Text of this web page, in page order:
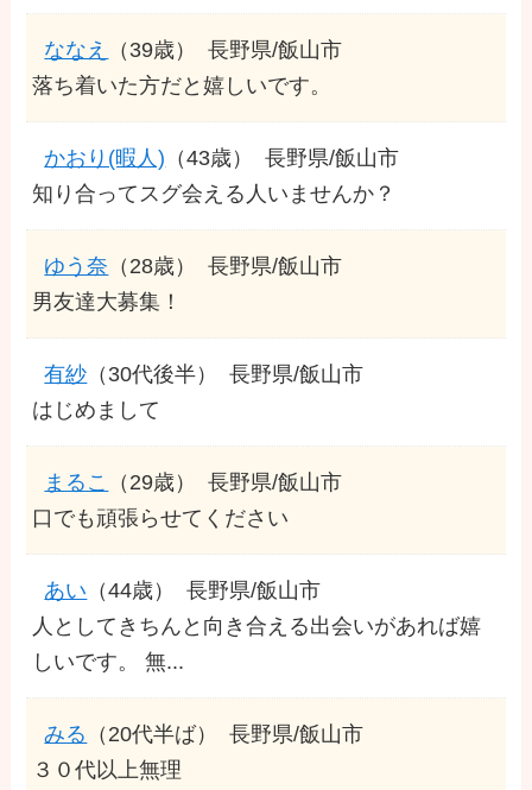
ななえ （39歳）
長野県/飯山市
落ち着いた方だと嬉しいです。
かおり(暇人) （43歳）
長野県/飯山市
知り合ってスグ会える人いませんか？
ゆう奈 （28歳）
長野県/飯山市
男友達大募集！
有紗 （30代後半）
長野県/飯山市
はじめまして
まるこ （29歳）
長野県/飯山市
口でも頑張らせてください
あい （44歳）
長野県/飯山市
人としてきちんと向き合える出会いがあれば嬉
しいです。 無...
みる （20代半ば）
長野県/飯山市
３０代以上無理